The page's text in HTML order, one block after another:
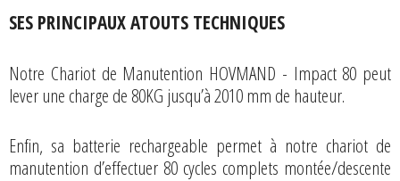
SES PRINCIPAUX ATOUTS TECHNIQUES
Notre Chariot de Manutention HOVMAND - Impact 80 peut
lever une charge de 80KG jusqu’à 2010 mm de hauteur.
Enfin, sa batterie rechargeable permet à notre chariot de
manutention d’effectuer 80 cycles complets montée/descente